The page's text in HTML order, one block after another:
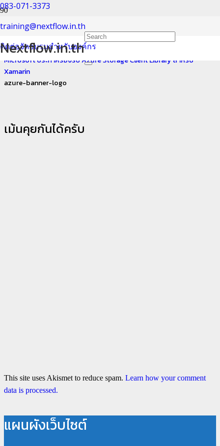
083-071-3373
training@nextflow.in.th
ติดต่อจัดอบรมสำหรับองค์กร
Nextflow.in.th
azure-banner-logo
Home
Microsoft ประกาศรองรับ Azure Storage Client Library สำหรับ
Xamarin
azure-banner-logo
เม้นคุยกันได้ครับ
This site uses Akismet to reduce spam. Learn how your comment
data is processed.
แผนผังเว็บไซต์